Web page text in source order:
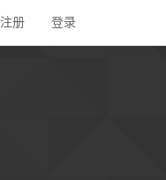
注册 登录